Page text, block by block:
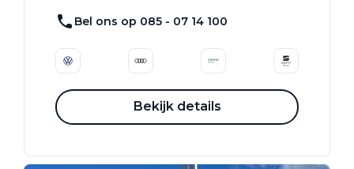
Bel ons op 085 - 07 14 100
Bekijk details